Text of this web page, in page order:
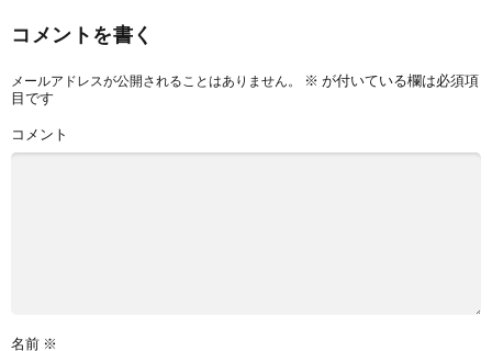
コメントを書く
メールアドレスが公開されることはありません。 ※ が付いている欄は必須項
目です
コメント
名前 ※